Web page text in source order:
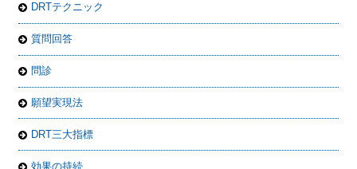
DRTテクニック
質問回答
問診
願望実現法
DRT三大指標
効果の持続